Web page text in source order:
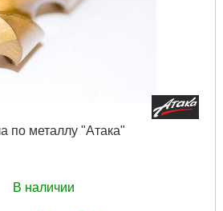
по металлу "Атака"
В наличии